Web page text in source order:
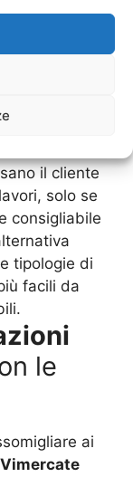
e a
iSerramenti
ma come
dei rispetti
il cliente
solo se
consigliabile
tipologie di
facili da
le
ai